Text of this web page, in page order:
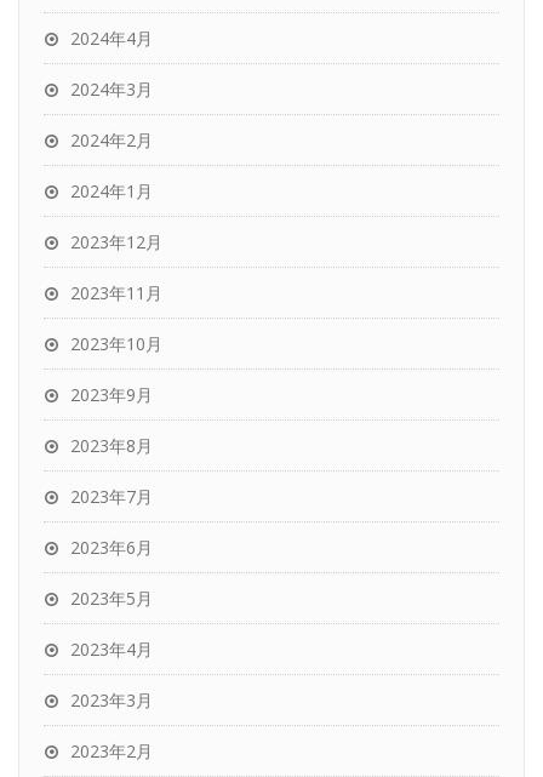
2024年4月
2024年3月
2024年2月
2024年1月
2023年12月
2023年11月
2023年10月
2023年9月
2023年8月
2023年7月
2023年6月
2023年5月
2023年4月
2023年3月
2023年2月